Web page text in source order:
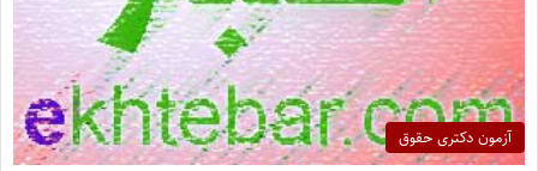
آزمون دکتری حقوق